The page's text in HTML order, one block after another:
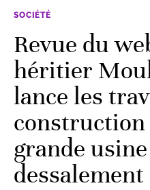
SOCIÉTÉ
Revue du
héritier
lance les
construction
grande